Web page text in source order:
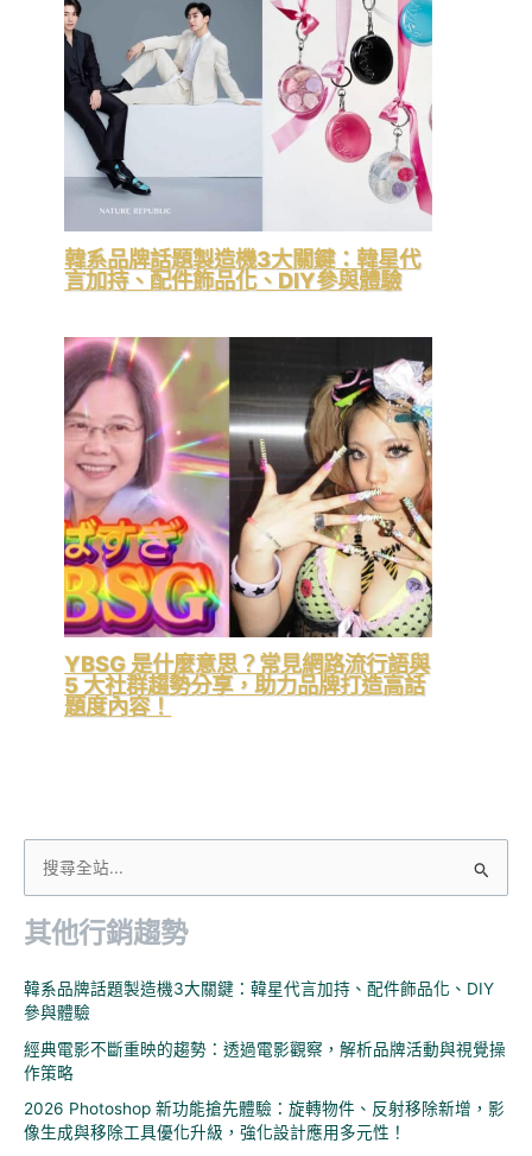
韓系品牌話題製造機3大關鍵：韓星代
言加持、配件飾品化、DIY參與體驗
YBSG 是什麼意思？常見網路流行語與
5 大社群趨勢分享，助力品牌打造高話
題度內容！
關
字
其他行銷趨勢
韓系品牌話題製造機3大關鍵：韓星代言加持、配件飾品化、DIY
參與體驗
經典電影不斷重映的趨勢：透過電影觀察，解析品牌活動與視覺操
作策略
2026 Photoshop 新功能搶先體驗：旋轉物件、反射移除新增，影
像生成與移除工具優化升級，強化設計應用多元性！